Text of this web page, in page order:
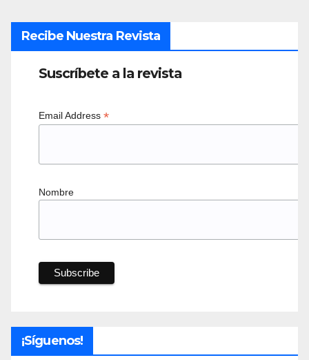
Recibe Nuestra Revista
Suscríbete a la revista
Email Address *
Nombre
¡Síguenos!